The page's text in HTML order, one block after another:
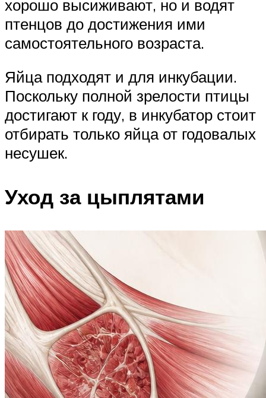
хорошо высиживают, но и водят
птенцов до достижения ими
самостоятельного возраста.
Яйца подходят и для инкубации.
Поскольку полной зрелости птицы
достигают к году, в инкубатор стоит
отбирать только яйца от годовалых
несушек.
Уход за цыплятами